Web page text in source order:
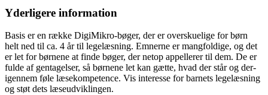
Yderligere information
Basis er en række DigiMikro-bøger, der er overskuelige for børn
helt ned til ca. 4 år til legelæsning. Emnerne er mangfoldige, og det
er let for børnene at finde bøger, der netop appellerer til dem. De er
fulde af gen­tagelser, så børnene let kan gætte, hvad der står og der­
igennem føle læsekompetence. Vis interesse for barnets legelæsning
og støt dets læseudviklingen.